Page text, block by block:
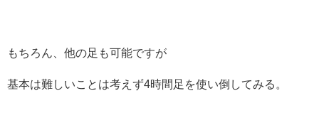
もちろん、他の足も可能ですが
基本は難しいことは考えず4時間足を使い倒してみる。